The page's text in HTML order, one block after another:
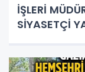
İŞLERİ
SİYASETÇİ